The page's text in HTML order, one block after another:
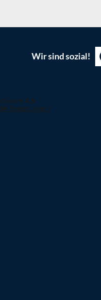
Wir sind sozial!